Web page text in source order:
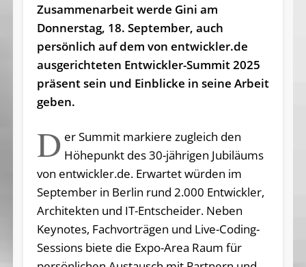
Zusammenarbeit werde Gini am
Donnerstag, 18. September, auch
persönlich auf dem von entwickler.de
ausgerichteten Entwickler-Summit 2025
präsent sein und Einblicke in seine Arbeit
geben.
D er Summit markiere zugleich den
Höhepunkt des 30-jährigen Jubiläums
von entwickler.de. Erwartet würden im
September in Berlin rund 2.000 Entwickler,
Architekten und IT-Entscheider. Neben
Keynotes, Fachvorträgen und Live-Coding-
Sessions biete die Expo-Area Raum für